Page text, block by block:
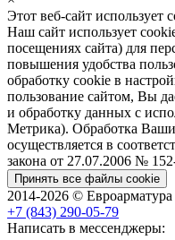
Этот веб-сайт использует
Наш сайт использует
посещениях сайта) для
повышения удобства
обработку cookie в
пользование сайтом, Вы
и обработку данных с
Метрика). Обработка
осуществляется в
закона от 27.07.2006 №
Принять все файлы cookie
2014-2026 © Евроарматура
+7 (843) 290-05-79
Написать в мессенджеры: